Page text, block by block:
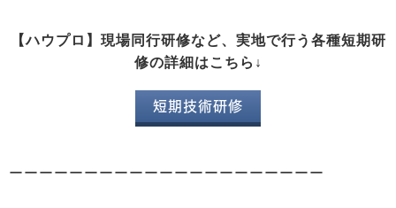
【ハウプロ】現場同行研修など、実地で行う各種短期研
修の詳細はこちら↓
短期技術研修
ーーーーーーーーーーーーーーーーーーーーー